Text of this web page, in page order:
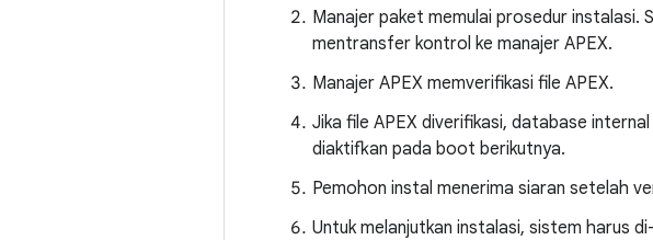
Manajer paket memulai prosedur instalasi.
mentransfer kontrol ke manajer APEX.
Manajer APEX memverifikasi file APEX.
Jika file APEX diverifikasi, database
diaktifkan pada boot berikutnya.
Pemohon instal menerima siaran setelah
Untuk melanjutkan instalasi, sistem harus